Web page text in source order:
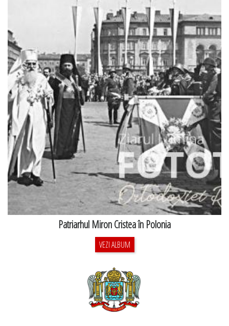
Patriarhul Miron Cristea în Polonia
VEZI ALBUM